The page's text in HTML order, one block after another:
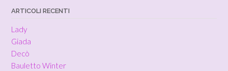
ARTICOLI RECENTI
Lady
Giada
Decò
Bauletto Winter